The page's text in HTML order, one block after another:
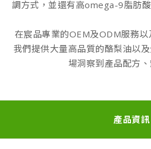
調方式，並還有高omega-9脂肪
在宸品專業的OEM及ODM服務以
我們提供大量高品質的酪梨油以
場洞察到產品配方、
產品資訊